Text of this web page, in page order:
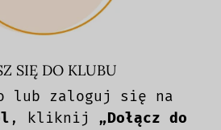
SIĘ DO KLUBU
lub zaloguj się na
, kliknij „Dołącz do